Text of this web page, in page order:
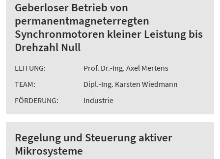
Geberloser Betrieb von
permanentmagneterregten
Synchronmotoren kleiner Leistung bis
Drehzahl Null
LEITUNG:
Prof. Dr.-Ing. Axel Mertens
TEAM:
Dipl.-Ing. Karsten Wiedmann
FÖRDERUNG:
Industrie
Regelung und Steuerung aktiver
Mikrosysteme